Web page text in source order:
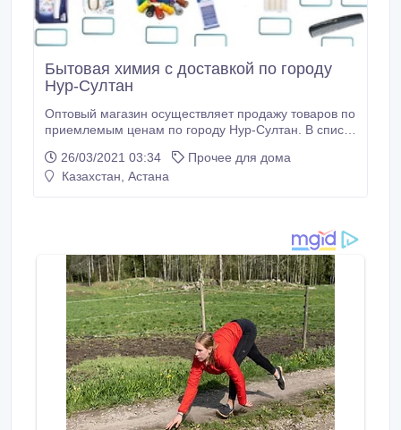
Бытовая химия с доставкой по городу
Нур-Султан
Оптовый магазин осуществляет продажу товаров по
приемлемым ценам по городу Нур-Султан. В список
хозяйственного назначения - канцелярские товары -
товары для обслуживания транспортных средств -
26/03/2021 03:34
Прочее для дома
Казахстан, Астана